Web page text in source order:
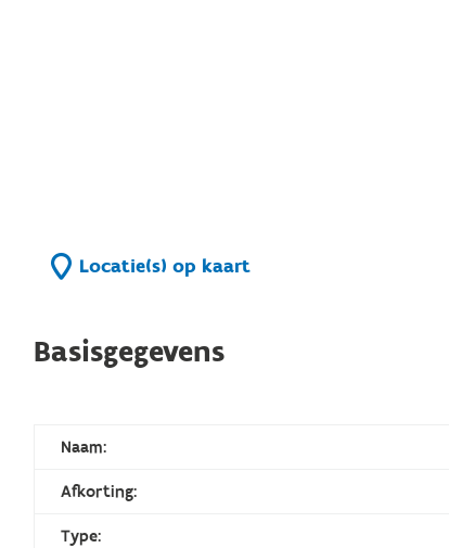
Locatie(s) op kaart
Basisgegevens
Naam:
Afkorting:
Type: